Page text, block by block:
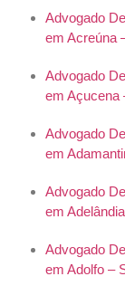
Advogado
em Acreúna
Advogado
em Açucena
Advogado
em
Advogado
em
Advogado
em Adolfo –